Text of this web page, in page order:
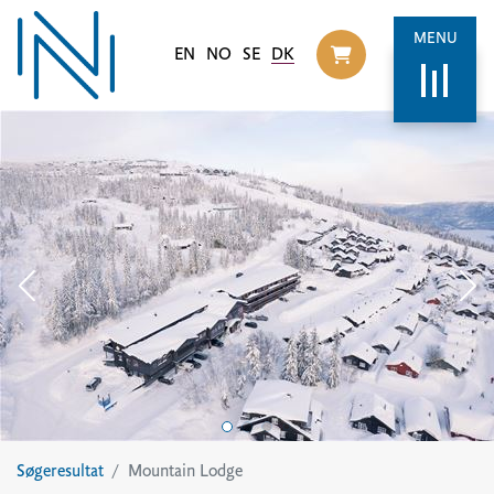
EN NO SE DK
Til
MENU
Søgeresultat Mountain Lodge